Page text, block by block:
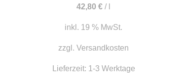
42,80€ /
inkl. 19 % MwSt.
zzgl.Versandkosten
Lieferzeit: 1-3 Werktage